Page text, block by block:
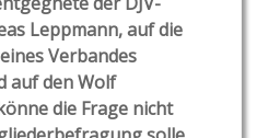
Leppmann, auf die
Verbandes
auf den Wolf
die Frage nicht